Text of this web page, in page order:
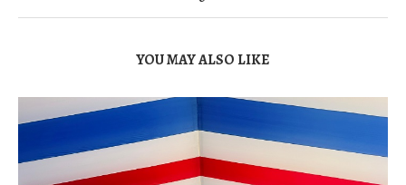
YOU MAY ALSO LIKE